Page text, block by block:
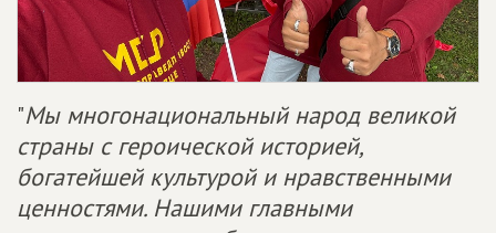
"Мы многонациональный народ великой
страны с героической историей,
богатейшей культурой и нравственными
ценностями. Нашими главными